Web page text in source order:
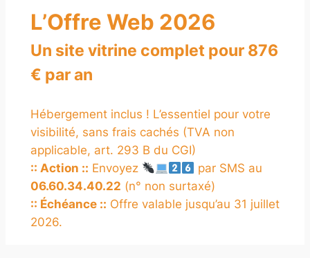
L’Offre Web 2026
Un site vitrine complet pour 876
€ par an
Hébergement inclus ! L’essentiel pour votre
visibilité, sans frais cachés (TVA non
applicable, art. 293 B du CGI)
:: Action :: Envoyez
par SMS au
06.60.34.40.22 (n° non surtaxé)
:: Échéance :: Offre valable jusqu’au 31 juillet
2026.